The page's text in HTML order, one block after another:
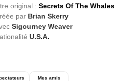
original : Secrets Of The Whales
par Brian Skerry
Sigourney Weaver
U.S.A.
Mes amis